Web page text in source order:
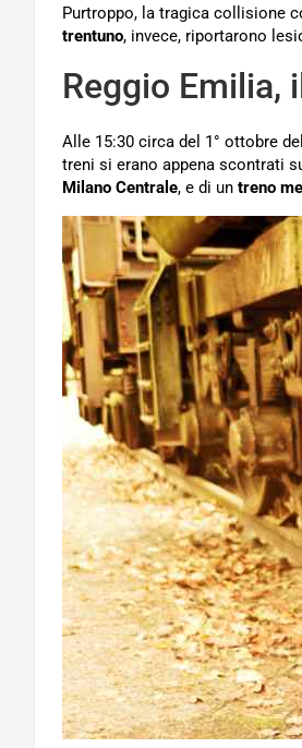
Purtroppo, la tragica collisione
trentuno, invece, riportarono
Reggio Emilia,
Alle 15:30 circa del 1° ottobre
treni si erano appena scontrati
Milano Centrale, e di un treno